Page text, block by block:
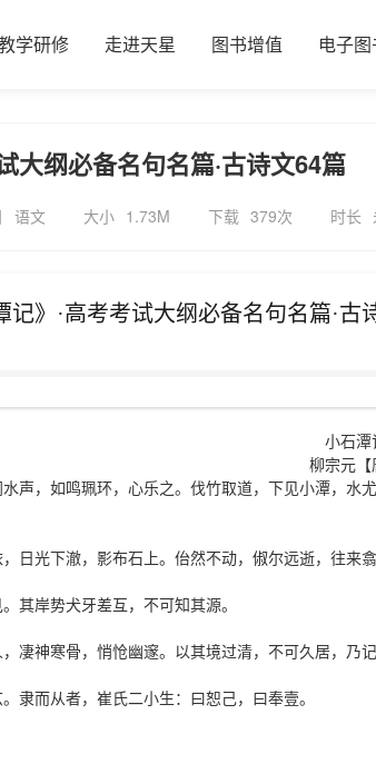
学研修 走进天星 图书增值 电子
大纲必备名句名篇·古诗文64篇
语文 大小 1.73M 下载 379次 时长
记》·高考考试大纲必备名句名篇·古
小石潭
柳宗元【
，如鸣珮环，心乐之。伐竹取道，下见小潭，水
光下澈，影布石上。佁然不动，俶尔远逝，往来翕
岸势犬牙差互，不可知其源。
神寒骨，悄怆幽邃。以其境过清，不可久居，乃记
而从者，崔氏二小生：曰恕己，曰奉壹。